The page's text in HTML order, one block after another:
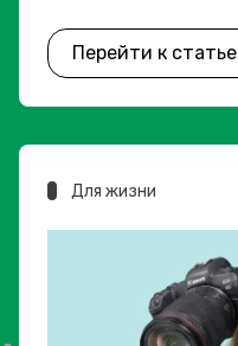
Перейти к статье
Для жизни